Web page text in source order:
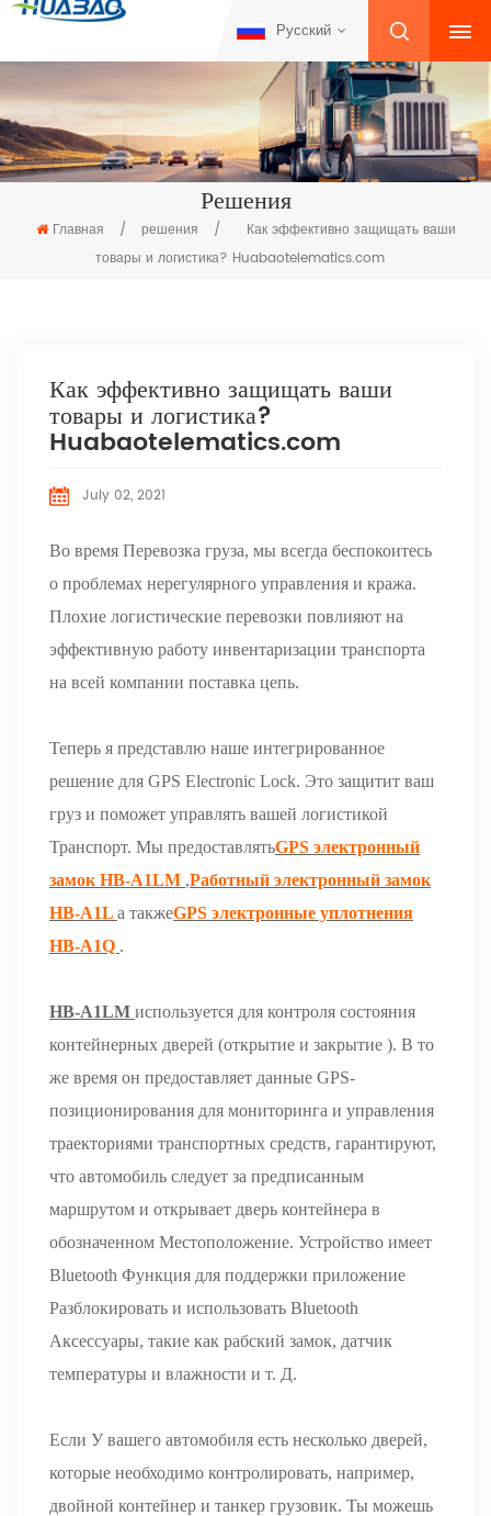
Русский
Решения
Главная / решения /
Как эффективно защищать ваши
товары и логистика? Huabaotelematics.com
Как эффективно защищать ваши
товары и логистика?
Huabaotelematics.com
July 02, 2021
Во время Перевозка груза, мы всегда беспокоитесь
о проблемах нерегулярного управления и кража.
Плохие логистические перевозки повлияют на
эффективную работу инвентаризации транспорта
на всей компании поставка цепь.
Теперь я представлю наше интегрированное
решение для GPS Electronic Lock. Это защитит ваш
груз и поможет управлять вашей логистикой
Транспорт. Мы предоставлятьGPS электронный
замок HB-A1LM ,Работный электронный замок
HB-A1L а такжеGPS электронные уплотнения
HB-A1Q .
HB-A1LM используется для контроля состояния
контейнерных дверей (открытие и закрытие ). В то
же время он предоставляет данные GPS-
позиционирования для мониторинга и управления
траекториями транспортных средств, гарантируют,
что автомобиль следует за предписанным
маршрутом и открывает дверь контейнера в
обозначенном Местоположение. Устройство имеет
Bluetooth Функция для поддержки приложение
Разблокировать и использовать Bluetooth
Аксессуары, такие как рабский замок, датчик
температуры и влажности и т. Д.
Если У вашего автомобиля есть несколько дверей,
которые необходимо контролировать, например,
двойной контейнер и танкер грузовик. Ты можешь